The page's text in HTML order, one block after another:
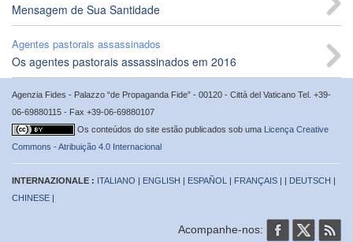
Mensagem de Sua Santidade
Agentes pastorais assassinados
Os agentes pastorais assassinados em 2016
Agenzia Fides - Palazzo “de Propaganda Fide” - 00120 - Città del Vaticano Tel. +39-
06-69880115 - Fax +39-06-69880107
Os conteúdos do site estão publicados sob uma Licença Creative
Commons - Atribuição 4.0 Internacional
INTERNAZIONALE : ITALIANO | ENGLISH | ESPAÑOL | FRANÇAIS | | DEUTSCH |
CHINESE |
Acompanhe-nos: